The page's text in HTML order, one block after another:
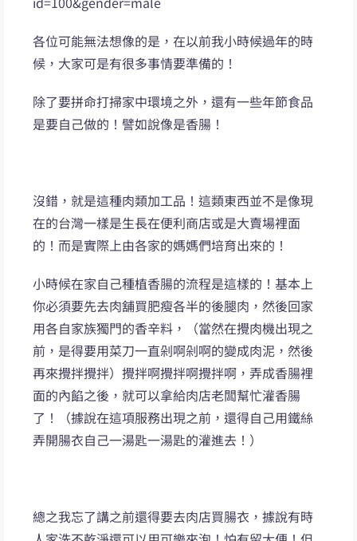
各位可能無法想像的是，在以前我小時候過年的時
候，大家可是有很多事情要準備的！
除了要拼命打掃家中環境之外，還有一些年節食品
是要自己做的！譬如說像是香腸！
沒錯，就是這種肉類加工品！這類東西並不是像現
在的台灣一樣是生長在便利商店或是大賣場裡面
的！而是實際上由各家的媽媽們培育出來的！
小時候在家自己種植香腸的流程是這樣的！基本上
你必須要先去肉舖買肥瘦各半的後腿肉，然後回家
用各自家族獨門的香辛料，（當然在攪肉機出現之
前，是得要用菜刀一直剁啊剁啊的變成肉泥，然後
再來攪拌攪拌）攪拌啊攪拌啊攪拌啊，弄成香腸裡
面的內餡之後，就可以拿給肉店老闆幫忙灌香腸
了！（據說在這項服務出現之前，還得自己用鐵絲
弄開腸衣自己一湯匙一湯匙的灌進去！）
總之我忘了講之前還得要去肉店買腸衣，據說有時